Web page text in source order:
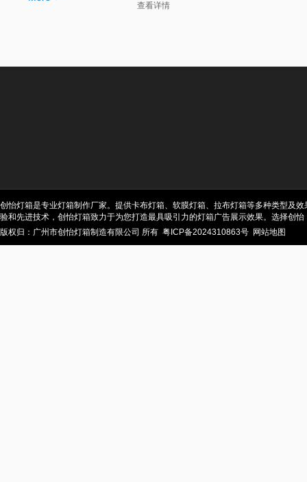
查看详情
创怡灯箱是专业灯箱制作厂家。提供卡布灯箱、软膜灯箱、拉布灯箱等多种类型及
验和先进技术，创怡灯箱致力于为您打造最具吸引力的灯箱广告展示效果。选择创怡
版权归：广州市创怡灯箱制造有限公司 所有 粤ICP备2024310863号 网站地图